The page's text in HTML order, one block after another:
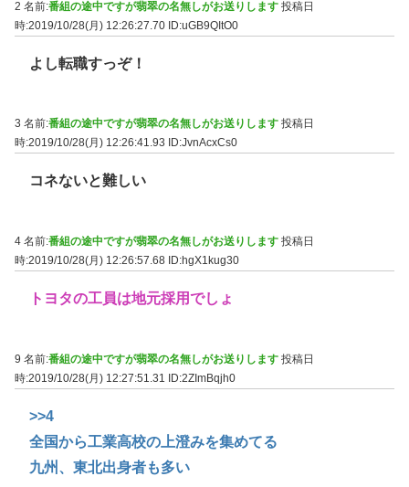
2 名前:番組の途中ですが翡翠の名無しがお送りします 投稿日
時:2019/10/28(月) 12:26:27.70 ID:uGB9QItO0
よし転職すっぞ！
3 名前:番組の途中ですが翡翠の名無しがお送りします 投稿日
時:2019/10/28(月) 12:26:41.93
ID:JvnAcxCs0
コネないと難しい
4 名前:番組の途中ですが翡翠の名無しがお送りします 投稿日
時:2019/10/28(月) 12:26:57.68 ID:hgX1kug30
トヨタの工員は地元採用でしょ
9 名前:番組の途中ですが翡翠の名無しがお送りします 投稿日
時:2019/10/28(月) 12:27:51.31 ID:2ZImBqjh0
>>4
全国から工業高校の上澄みを集めてる
九州、東北出身者も多い